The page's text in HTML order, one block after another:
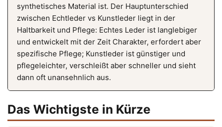
synthetisches Material ist. Der Hauptunterschied
zwischen Echtleder vs Kunstleder liegt in der
Haltbarkeit und Pflege: Echtes Leder ist langlebiger
und entwickelt mit der Zeit Charakter, erfordert aber
spezifische Pflege; Kunstleder ist günstiger und
pflegeleichter, verschleißt aber schneller und sieht
dann oft unansehnlich aus.
Das Wichtigste in Kürze